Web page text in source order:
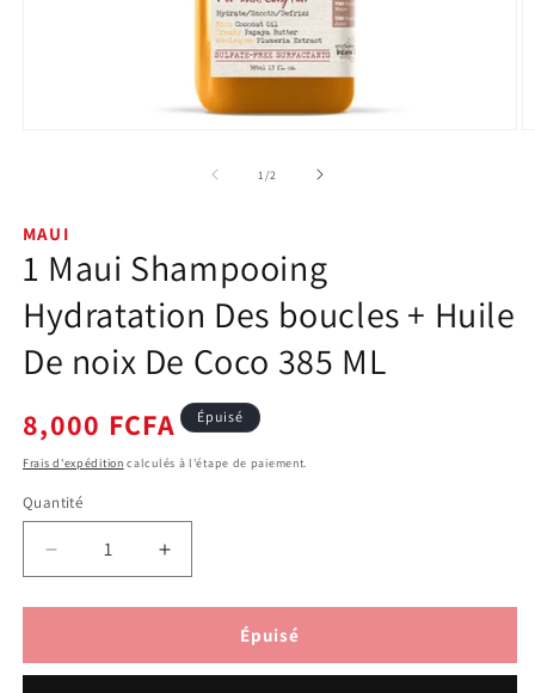
une
fenêtre
modale
1 /de2
MAUI
1 Maui Shampooing
Hydratation Des boucles + Huile
De noix De Coco 385 ML
Prix
habituel
8,000 FCFA Épuisé
Frais d'expédition calculés à l'étape de paiement.
Quantité
Quantité
Réduire
la
quantité
1
Augmenter
la
quantité
1
Épuisé